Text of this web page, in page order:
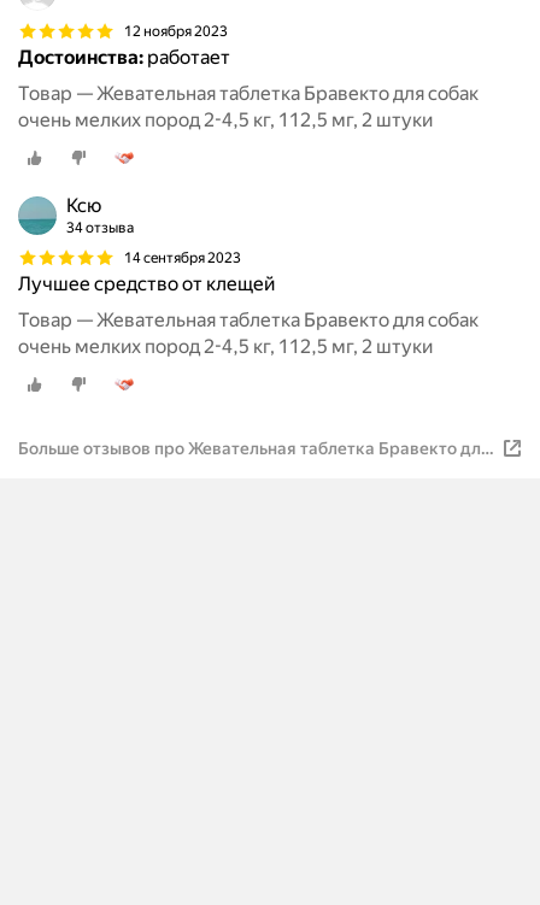
12 ноября 2023
Достоинства: работает
Товар — Жевательная таблетка Бравекто для собак
очень мелких пород 2-4,5 кг, 112,5 мг, 2 штуки
Ксю
34 отзыва
14 сентября 2023
Лучшее средство от клещей
Товар — Жевательная таблетка Бравекто для собак
очень мелких пород 2-4,5 кг, 112,5 мг, 2 штуки
Больше отзывов про Жевательная таблетка Бравекто для